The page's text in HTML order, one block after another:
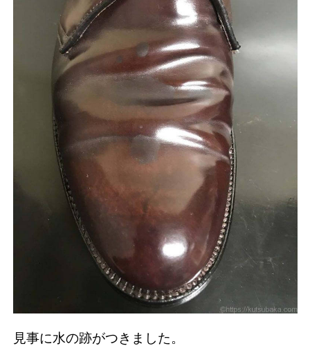
見事に水の跡がつきました。